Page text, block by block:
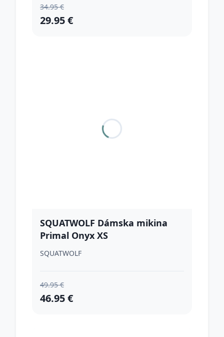
34.95 €
29.95 €
SQUATWOLF Dámska mikina
Primal Onyx XS
SQUATWOLF
49.95 €
46.95 €